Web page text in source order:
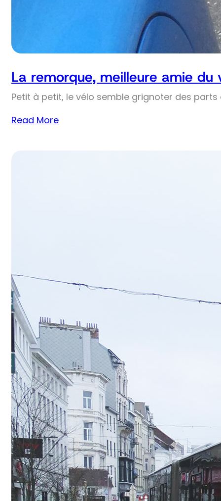
La remorque, meilleure amie du
Petit à petit, le vélo semble grignoter des
Read More